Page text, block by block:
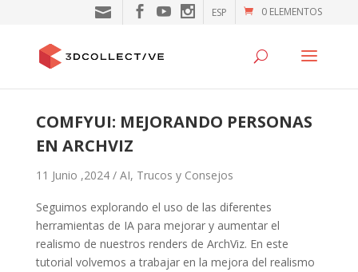
0 ELEMENTOS
ESP
COMFYUI: MEJORANDO PERSONAS
EN ARCHVIZ
11 Junio ,2024 / AI, Trucos y Consejos
Seguimos explorando el uso de las diferentes
herramientas de IA para mejorar y aumentar el
realismo de nuestros renders de ArchViz. En este
tutorial volvemos a trabajar en la mejora del realismo